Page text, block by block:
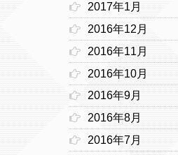
2017年1月
2016年12月
2016年11月
2016年10月
2016年9月
2016年8月
2016年7月